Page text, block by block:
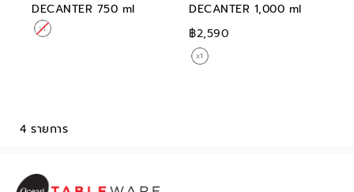
DECANTER 750 ml
DECANTER 1,000 ml
฿2,590
4 รายการ